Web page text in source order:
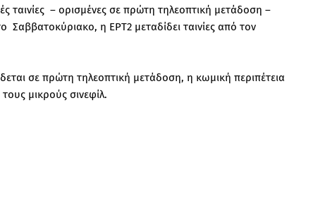
ταινίες – ορισμένες σε πρώτη τηλεοπτική μετάδοση –
η ΕΡΤ2 μεταδίδει ταινίες από τον
σε πρώτη τηλεοπτική μετάδοση, η κωμική περιπέτεια
μικρούς σινεφίλ.